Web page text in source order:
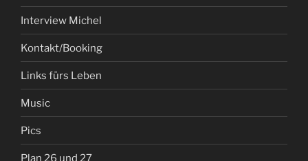
Interview Michel
Kontakt/Booking
Links fürs Leben
Music
Pics
Plan 26 und 27